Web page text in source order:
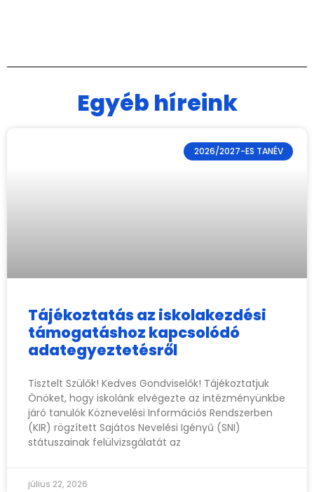
Egyéb híreink
2026/2027-ES TANÉV
Tájékoztatás az iskolakezdési
támogatáshoz kapcsolódó
adategyeztetésről
Tisztelt Szülők! Kedves Gondviselők! Tájékoztatjuk
Önöket, hogy iskolánk elvégezte az intézményünkbe
járó tanulók Köznevelési Információs Rendszerben
(KIR) rögzített Sajátos Nevelési Igényű (SNI)
státuszainak felülvizsgálatát az
július 22, 2026